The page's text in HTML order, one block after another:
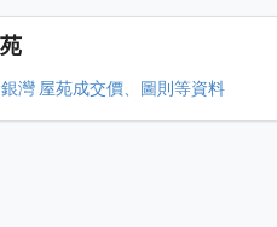
灣 屋苑成交價、圖則等資料